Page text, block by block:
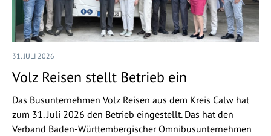
31. JULI 2026
Volz Reisen stellt Betrieb ein
Das Busunternehmen Volz Reisen aus dem Kreis Calw hat
zum 31. Juli 2026 den Betrieb eingestellt. Das hat den
Verband Baden-Württembergischer Omnibusunternehmen